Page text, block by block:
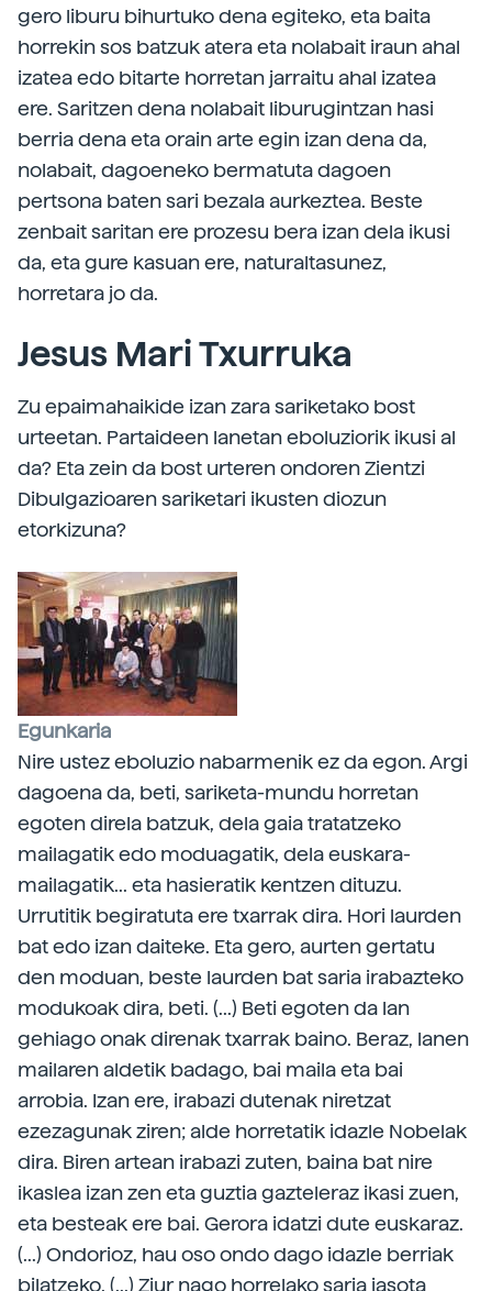
gero liburu bihurtuko dena egiteko, eta baita
horrekin sos batzuk atera eta nolabait iraun ahal
izatea edo bitarte horretan jarraitu ahal izatea
ere. Saritzen dena nolabait liburugintzan hasi
berria dena eta orain arte egin izan dena da,
nolabait, dagoeneko bermatuta dagoen
pertsona baten sari bezala aurkeztea. Beste
zenbait saritan ere prozesu bera izan dela ikusi
da, eta gure kasuan ere, naturaltasunez,
horretara jo da.
Jesus Mari Txurruka
Zu epaimahaikide izan zara sariketako bost
urteetan. Partaideen lanetan eboluziorik ikusi al
da? Eta zein da bost urteren ondoren Zientzi
Dibulgazioaren sariketari ikusten diozun
etorkizuna?
Egunkaria
Nire ustez eboluzio nabarmenik ez da egon. Argi
dagoena da, beti, sariketa-mundu horretan
egoten direla batzuk, dela gaia tratatzeko
mailagatik edo moduagatik, dela euskara-
mailagatik... eta hasieratik kentzen dituzu.
Urrutitik begiratuta ere txarrak dira. Hori laurden
bat edo izan daiteke. Eta gero, aurten gertatu
den moduan, beste laurden bat saria irabazteko
modukoak dira, beti. (...) Beti egoten da lan
gehiago onak direnak txarrak baino. Beraz, lanen
mailaren aldetik badago, bai maila eta bai
arrobia. Izan ere, irabazi dutenak niretzat
ezezagunak ziren; alde horretatik idazle Nobelak
dira. Biren artean irabazi zuten, baina bat nire
ikaslea izan zen eta guztia gazteleraz ikasi zuen,
eta besteak ere bai. Gerora idatzi dute euskaraz.
(...) Ondorioz, hau oso ondo dago idazle berriak
bilatzeko. (...) Ziur nago horrelako saria jasota